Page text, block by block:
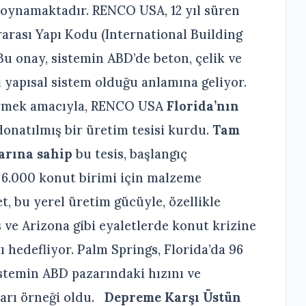
RENCO USA, 12 yıl süren
Yapı Kodu (International Building
onay, sistemin ABD’de beton, çelik ve
sistem olduğu anlamına geliyor.
amacıyla, RENCO USAFlorida’nın
bir üretim tesisi kurdu. Tam
sahip bu tesis, başlangıç
6.000 konut birimi için malzeme
bu yerel üretim gücüyle, özellikle
ve Arizona gibi eyaletlerde konut krizine
hedefliyor. Palm Springs, Florida’da 96
ABD pazarındaki hızını ve
örneği oldu. Depreme Karşı Üstün